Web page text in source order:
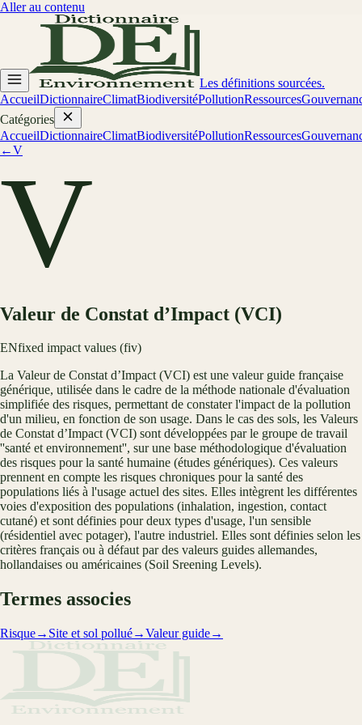
Aller au contenu
Les définitions sourcées.
AccueilDictionnaireClimatBiodiversitéPollutionRessources
Catégories
AccueilDictionnaireClimatBiodiversitéPollutionRessources
←V
V
Valeur de Constat d’Impact (VCI)
ENfixed impact values (fiv)
La Valeur de Constat d’Impact (VCI) est une valeur guide française
générique, utilisée dans le cadre de la méthode nationale d'évaluation
simplifiée des risques, permettant de constater l'impact de la pollution
d'un milieu, en fonction de son usage. Dans le cas des sols, les Valeurs
de Constat d’Impact (VCI) sont développées par le groupe de travail
''santé et environnement'', sur une base méthodologique d'évaluation
des risques pour la santé humaine (études génériques). Ces valeurs
prennent en compte les risques chroniques pour la santé des
populations liés à l'usage actuel des sites. Elles intègrent les différentes
voies d'exposition des populations (inhalation, ingestion, contact
cutané) et sont définies pour deux types d'usage, l'un sensible
(résidentiel avec potager), l'autre industriel. Elles sont définies selon les
critères français ou à défaut par des valeurs guides allemandes,
hollandaises ou américaines (Soil Sreening Levels).
Termes associes
Risque→ Site et sol pollué→Valeur guide→